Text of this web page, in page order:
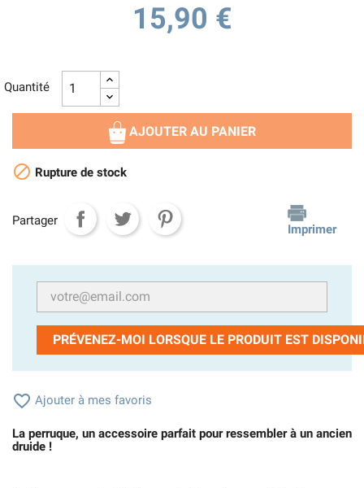
15,90 €
Quantité
AJOUTER AU PANIER
 Rupture de stock
Partager
Imprimer
PRÉVENEZ-MOI LORSQUE LE PRODUIT EST
 Ajouter à mes favoris
La perruque, un accessoire parfait pour ressembler à un ancien
druide !